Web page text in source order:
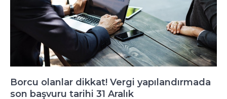
Borcu olanlar dikkat! Vergi yapılandırmada
son başvuru tarihi 31 Aralık